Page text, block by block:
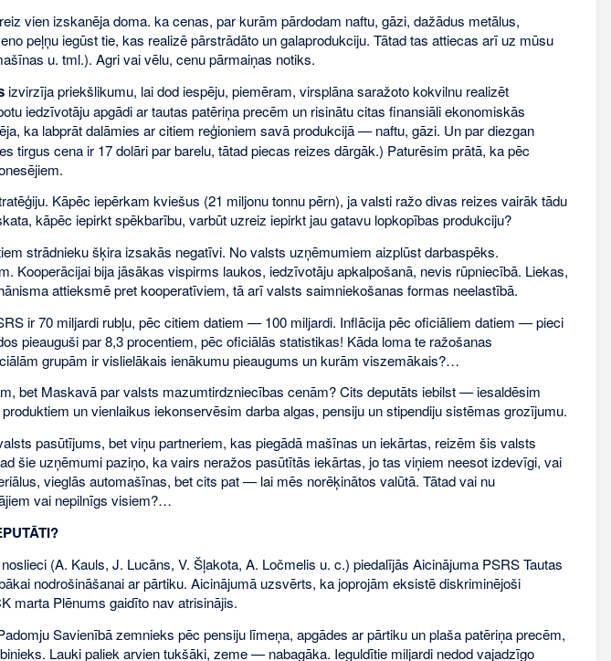
vien izskanēja doma. ka cenas, par kurām pārdodam naftu, gāzi, dažādus metālus,
peļņu iegūst tie, kas realizē pārstrādāto un galaprodukciju. Tātad tas attiecas arī uz mūsu
u. tml.). Agri vai vēlu, cenu pārmaiņas notiks.
izvirzīja priekšlikumu, lai dod iespēju, piemēram, virsplāna saražoto kokvilnu realizēt
iedzīvotāju apgādi ar tautas patēriņa precēm un risinātu citas finansiāli ekonomiskās
ka labprāt dalāmies ar citiem reģioniem savā produkcijā — naftu, gāzi. Un par diezgan
tirgus cena ir 17 dolāri par barelu, tātad piecas reizes dārgāk.) Paturēsim prātā, ka pēc
Kāpēc iepērkam kviešus (21 miljonu tonnu pērn), ja valsti ražo divas reizes vairāk tādu
kāpēc iepirkt spēkbarību, varbūt uzreiz iepirkt jau gatavu lopkopības produkciju?
strādnieku šķira izsakās negatīvi. No valsts uzņēmumiem aizplūst darbaspēks.
Kooperācijai bija jāsākas vispirms laukos, iedzīvotāju apkalpošanā, nevis rūpniecībā. Liekas,
attieksmē pret kooperatīviem, tā arī valsts saimniekošanas formas neelastībā.
ir 70 miljardi rubļu, pēc citiem datiem — 100 miljardi. Inflācija pēc oficiāliem datiem — pieci
pieauguši par 8,3 procentiem, pēc oficiālās statistikas! Kāda loma te ražošanas
grupām ir vislielākais ienākumu pieaugums un kurām viszemākais?…
bet Maskavā par valsts mazumtirdzniecības cenām? Cits deputāts iebilst — iesaldēsim
un vienlaikus iekonservēsim darba algas, pensiju un stipendiju sistēmas grozījumu.
pasūtījums, bet viņu partneriem, kas piegādā mašīnas un iekārtas, reizēm šis valsts
šie uzņēmumi paziņo, ka vairs neražos pasūtītās iekārtas, jo tas viņiem neesot izdevīgi, vai
vieglās automašīnas, bet cits pat — lai mēs norēķinātos valūtā. Tātad vai nu
vai nepilnīgs visiem?…
(A. Kauls, J. Lucāns, V. Šļakota, A. Ločmelis u. c.) piedalījās Aicinājuma PSRS Tautas
nodrošināšanai ar pārtiku. Aicinājumā uzsvērts, ka joprojām eksistē diskriminējoši
marta Plēnums gaidīto nav atrisinājis.
Savienībā zemnieks pēc pensiju līmeņa, apgādes ar pārtiku un plaša patēriņa precēm,
Lauki paliek arvien tukšāki, zeme — nabagāka. Ieguldītie miljardi nedod vajadzīgo